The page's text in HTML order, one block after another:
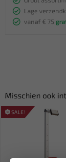
Lage
vanaf € 75
Misschien ook
SALE!